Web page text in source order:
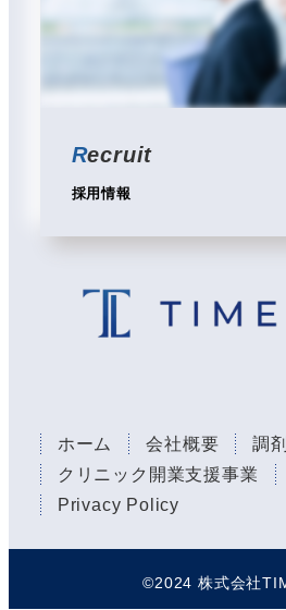
Recruit
採用情報
ホーム 会社概要
調
クリニック開業支援事業
Privacy Policy
©︎2024 株式会社